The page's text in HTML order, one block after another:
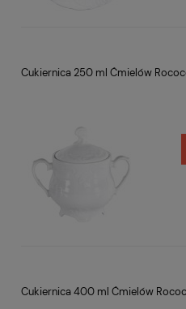
Cukiernica 250 ml Ćmielów
Cukiernica 400 ml Ćmielów